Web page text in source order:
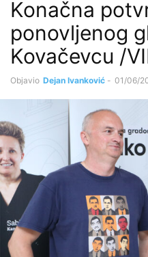
Konačna
ponovljenog
Kovačevcu /
Objavio Dejan Ivanković - 01/06/